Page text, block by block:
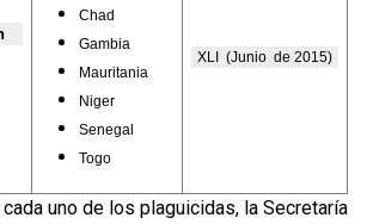
Chad
Gambia
Mauritania
Niger
Senegal
Togo
XLI (Junio de 2015)
uno de los plaguicidas, la Secretaría